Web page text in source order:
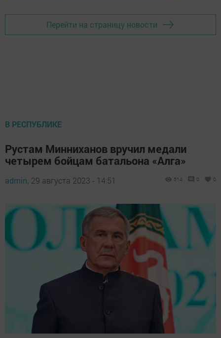
Перейти на страницу новости
В РЕСПУБЛИКЕ
Рустам Минниханов вручил медали
четырем бойцам батальона «Алга»
admin, 29 августа 2023 - 14:51 514 0 0